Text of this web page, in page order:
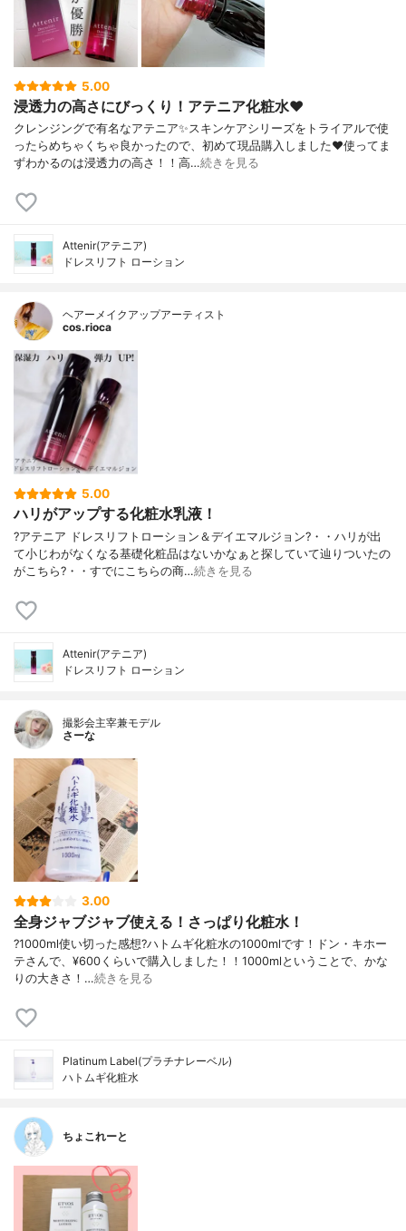
5.00
浸透力の高さにびっくり！アテニア化粧水❤️
クレンジングで有名なアテニア✨スキンケアシリーズをトライアルで使
ったらめちゃくちゃ良かったので、初めて現品購入しました❤️使ってま
ずわかるのは浸透力の高さ！！高…続きを見る
Attenir(アテニア)
ドレスリフト ローション
ヘアーメイクアップアーティスト
cos.rioca
5.00
ハリがアップする化粧水乳液！
?アテニア ドレスリフトローション＆デイエマルジョン?・・ハリが出
て小じわがなくなる基礎化粧品はないかなぁと探していて辿りついたの
がこちら?・・すでにこちらの商…続きを見る
Attenir(アテニア)
ドレスリフト ローション
撮影会主宰兼モデル
さーな
3.00
全身ジャブジャブ使える！さっぱり化粧水！
?1000ml使い切った感想?ハトムギ化粧水の1000mlです！ドン・キホー
テさんで、¥600くらいで購入しました！！1000mlということで、かな
りの大きさ！…続きを見る
Platinum Label(プラチナレーベル)
ハトムギ化粧水
ちょこれーと